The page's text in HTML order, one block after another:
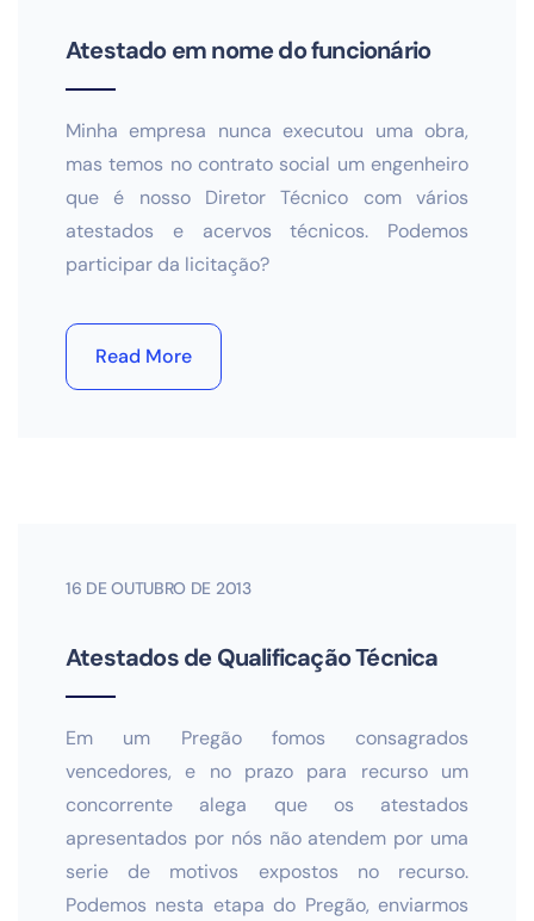
Atestado em nome do funcionário
Minha empresa nunca executou uma obra,
mas temos no contrato social um engenheiro
que é nosso Diretor Técnico com vários
atestados e acervos técnicos. Podemos
participar da licitação?
Read More
16 DE OUTUBRO DE 2013
Atestados de Qualificação Técnica
Em um Pregão fomos consagrados
vencedores, e no prazo para recurso um
concorrente alega que os atestados
apresentados por nós não atendem por uma
serie de motivos expostos no recurso.
Podemos nesta etapa do Pregão, enviarmos